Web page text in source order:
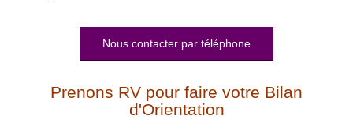
Nous contacter par téléphone
Prenons RV pour faire votre Bilan
d'Orientation